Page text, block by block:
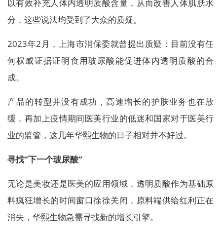
以有效补充人体内透明质酸含量，从而改善人体肌肤水
分，这些说法均受到了大众的质疑。
2023年2月，上海市消保委就曾提出质疑：目前没有任
何权威证据证明食用玻尿酸能促进体内透明质酸的合
成。
产品的转型并没有成功，高速增长的护肤业务也在放
缓，再加上疫情期间医美行业的低迷和国家对于医美行
业的监管，这几年华熙生物的日子相对并不好过。
寻找”下一个玻尿酸”
无论是美妆还是医美的应用领域，透明质酸作为基础原
料疯狂增长的时间窗口徐徐关闭，原料端供给红利正在
消失，华熙生物急需寻找新的增长引擎。